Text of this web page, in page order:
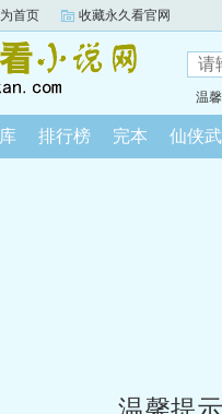
首页 收藏永久看官网
温
排行榜 完本 仙侠